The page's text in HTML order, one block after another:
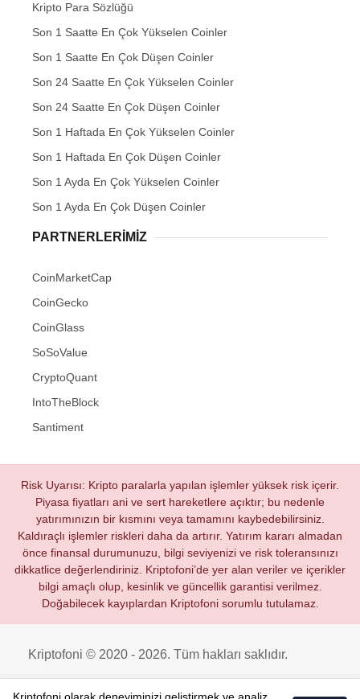
Kripto Para Sözlüğü
Son 1 Saatte En Çok Yükselen Coinler
Son 1 Saatte En Çok Düşen Coinler
Son 24 Saatte En Çok Yükselen Coinler
Son 24 Saatte En Çok Düşen Coinler
Son 1 Haftada En Çok Yükselen Coinler
Son 1 Haftada En Çok Düşen Coinler
Son 1 Ayda En Çok Yükselen Coinler
Son 1 Ayda En Çok Düşen Coinler
PARTNERLERIMIZ
CoinMarketCap
CoinGecko
CoinGlass
SoSoValue
CryptoQuant
IntoTheBlock
Santiment
Risk Uyarısı: Kripto paralarla yapılan işlemler yüksek risk içerir.
Piyasa fiyatları ani ve sert hareketlere açıktır; bu nedenle
yatırımınızın bir kısmını veya tamamını kaybedebilirsiniz.
Kaldıraçlı işlemler riskleri daha da artırır. Yatırım kararı almadan
önce finansal durumunuzu, bilgi seviyenizi ve risk toleransınızı
dikkatlice değerlendiriniz. Kriptofoni’de yer alan veriler ve içerikler
bilgi amaçlı olup, kesinlik ve güncellik garantisi verilmez.
Doğabilecek kayıplardan Kriptofoni sorumlu tutulamaz.
Kriptofoni © 2020 - 2026. Tüm hakları saklıdır.